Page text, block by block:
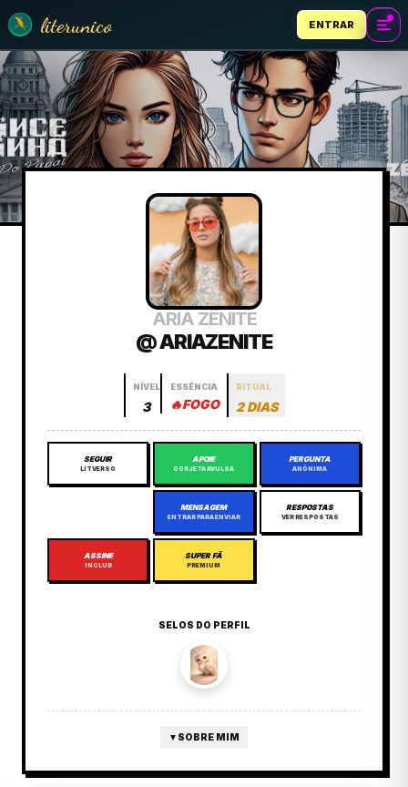
literunico ENTRAR
ARIA ZÊNITE
@ ARIAZENITE
NÍVEL
3
ESSÊNCIA
🔥FOGO
RITUAL
2 DIAS
SEGUIR
LITVERSO
APOIE
GORJETA AVULSA
PERGUNTA
ANÔNIMA
MENSAGEM
ENTRAR PARA ENVIAR
RESPOSTAS
VER RESPOSTAS
ASSINE
INCLUB
SUPER FÃ
PREMIUM
SELOS DO PERFIL
▼ SOBRE MIM